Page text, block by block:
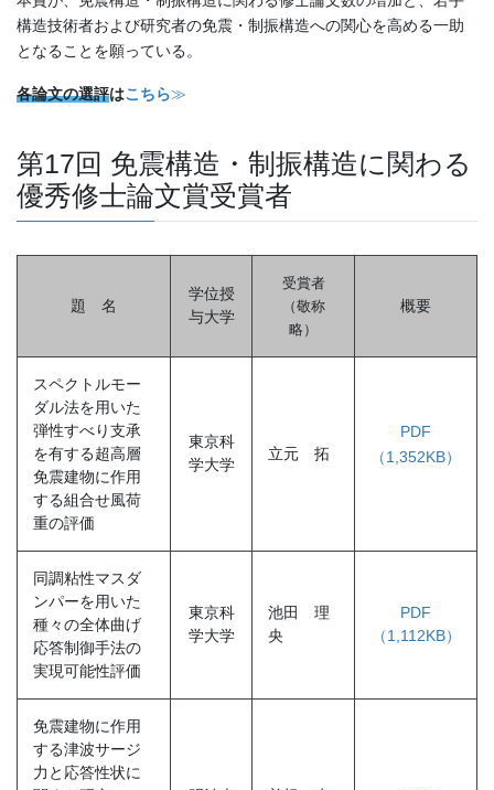
構造技術者および研究者の免震・制振構造への関心を高める一助
となることを願っている。
各論文の選評はこちら≫
第17回 免震構造・制振構造に関わる
優秀修士論文賞受賞者
題 名
学位授
与大学
受賞者
（敬称
略 ）
概要
スペクトルモー
ダル法を用いた
弾性すべり支承
を有する超高層
免震建物に作用
する組合せ風荷
重の評価
東京科
学大学
立元 拓
PDF
（1,352KB）
同調粘性マスダ
ンパーを用いた
種々の全体曲げ
応答制御手法の
実現可能性評価
東京科
学大学
池田 理
央
PDF
（1,112KB）
免震建物に作用
する津波サージ
力と応答性状に